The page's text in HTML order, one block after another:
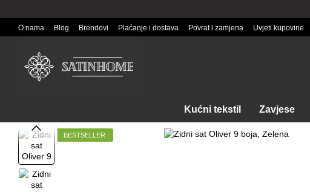
O nama Blog Brendovi Plaćanje i dostava Povrat i zamjena Uvjeti kupovine
Kućni tekstil Zavjese
BESTSELLER